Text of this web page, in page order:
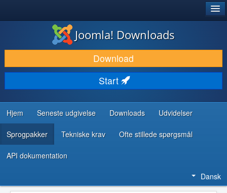
DOWNLOAD & UDVID
OPDAG & LÆR
FÆLLESSKABET & SUPPORT
UDVIKLERRESSOURCER
Joomla! Downloads
Download
Start
Hjem Seneste udgivelse Downloads Udvidelser
Sprogpakker Tekniske krav Ofte stillede spørgsmål
API dokumentation
Dansk